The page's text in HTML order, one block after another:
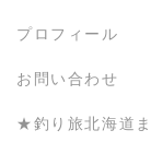
プロフィール
お問い合わせ
★釣り旅北海道